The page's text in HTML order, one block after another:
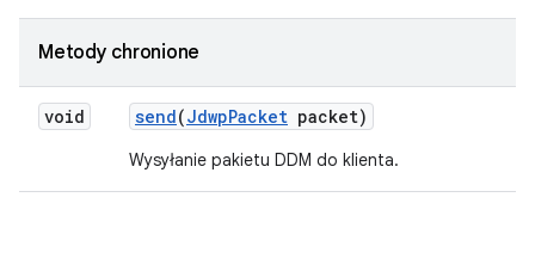
Metody chronione
void send(JdwpPacket packet)
Wysyłanie pakietu DDM do klienta.